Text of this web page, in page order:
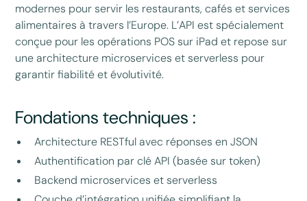
modernes pour servir les restaurants, cafés et services
alimentaires à travers l’Europe. L’API est spécialement
conçue pour les opérations POS sur iPad et repose sur
une architecture microservices et serverless pour
garantir fiabilité et évolutivité.
Fondations techniques :
Architecture RESTful avec réponses en JSON
Authentification par clé API (basée sur token)
Backend microservices et serverless